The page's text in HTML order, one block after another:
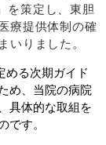
を策定し、東胆
療提供体制の確
いりました。
める次期ガイド
め、当院の病院
具体的な取組を
です。